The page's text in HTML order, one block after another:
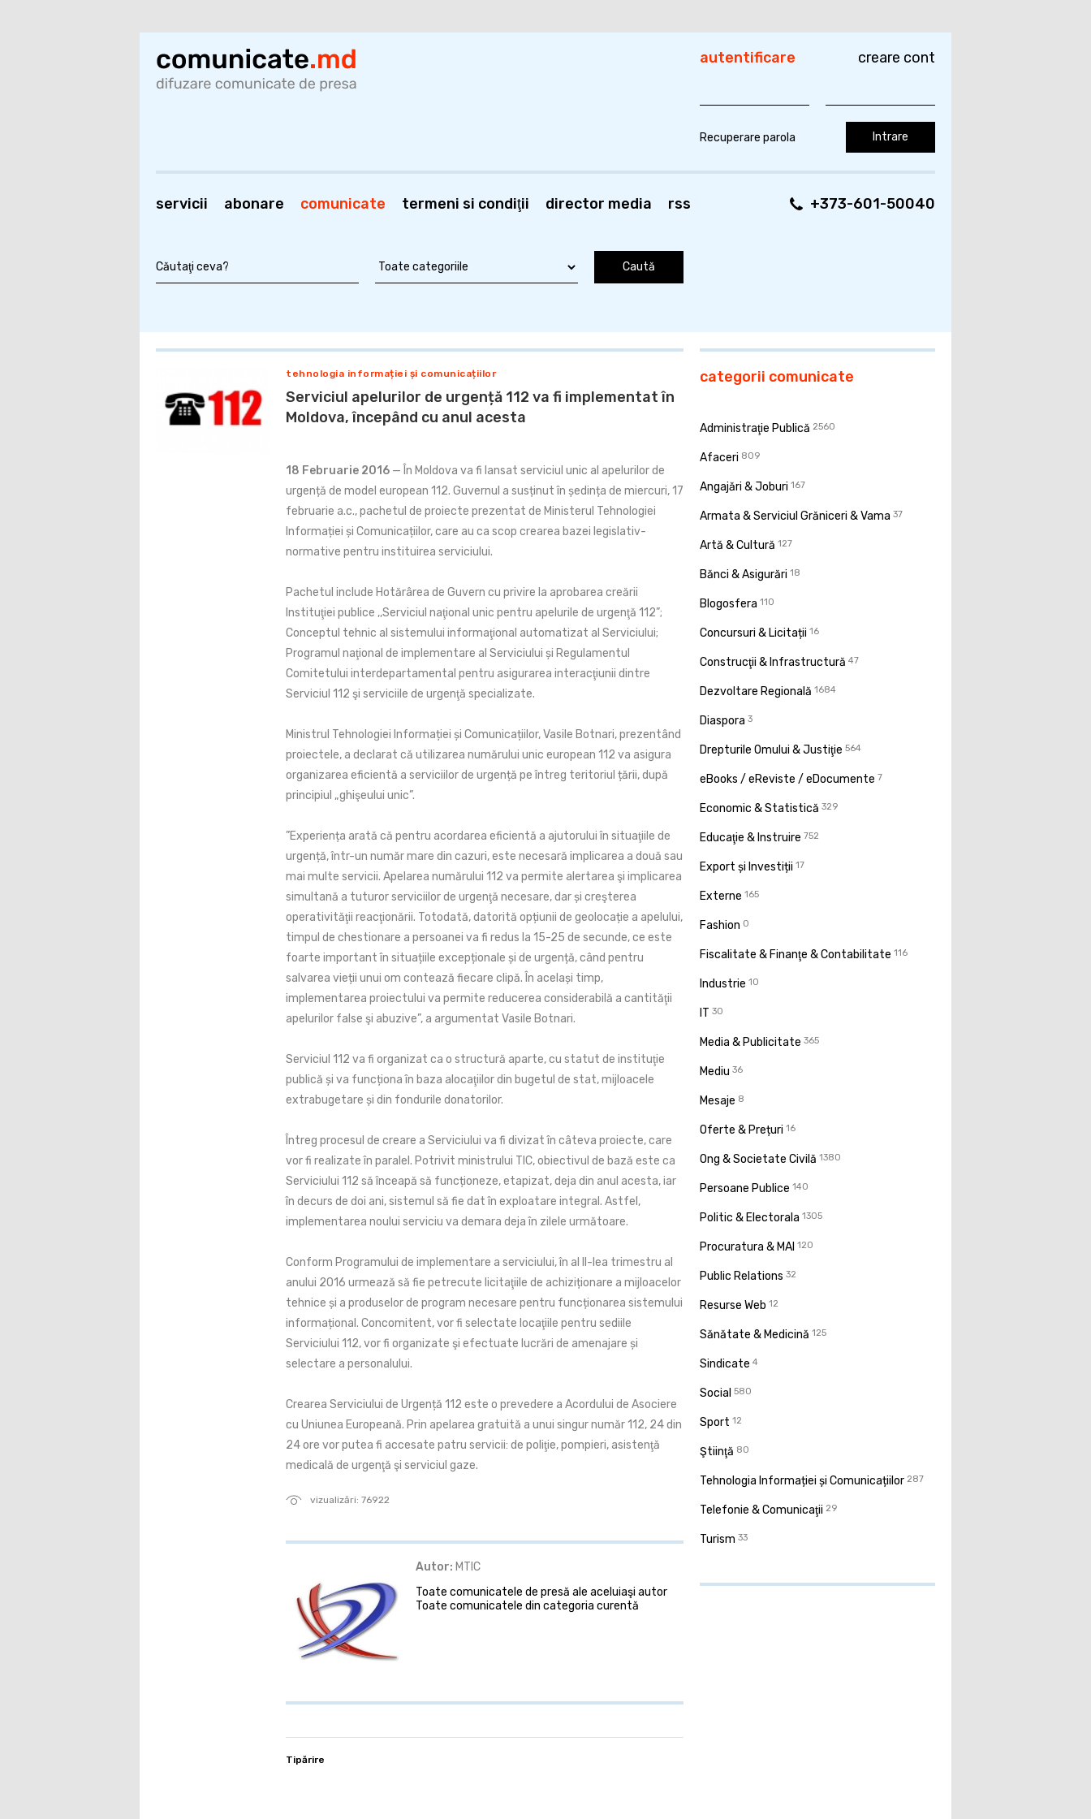
servicii abonare comunicate termeni si condiţii director media rss +373-601-50040
autentificare creare cont
Recuperare parola
vizualizări: 76922
tehnologia informației și comunicațiilor
Serviciul apelurilor de urgență 112 va fi implementat în
Moldova, începând cu anul acesta
18 Februarie 2016 — În Moldova va fi lansat serviciul unic al apelurilor de
urgență de model european 112. Guvernul a susținut în ședința de miercuri, 17
februarie a.c., pachetul de proiecte prezentat de Ministerul Tehnologiei
Informației și Comunicațiilor, care au ca scop crearea bazei legislativ-
normative pentru instituirea serviciului.
Pachetul include Hotărârea de Guvern cu privire la aprobarea creării
Instituţiei publice ,,Serviciul naţional unic pentru apelurile de urgenţă 112”;
Conceptul tehnic al sistemului informaţional automatizat al Serviciului;
Programul naţional de implementare al Serviciului și Regulamentul
Comitetului interdepartamental pentru asigurarea interacţiunii dintre
Serviciul 112 şi serviciile de urgenţă specializate.
Ministrul Tehnologiei Informației și Comunicațiilor, Vasile Botnari, prezentând
proiectele, a declarat că utilizarea numărului unic european 112 va asigura
organizarea eficientă a serviciilor de urgență pe întreg teritoriul țării, după
principiul „ghişeului unic”.
”Experiența arată că pentru acordarea eficientă a ajutorului în situaţiile de
urgență, într-un număr mare din cazuri, este necesară implicarea a două sau
mai multe servicii. Apelarea numărului 112 va permite alertarea şi implicarea
simultană a tuturor serviciilor de urgenţă necesare, dar și creşterea
operativităţii reacţionării. Totodată, datorită opțiunii de geolocație a apelului,
timpul de chestionare a persoanei va fi redus la 15-25 de secunde, ce este
foarte important în situațiile excepționale și de urgență, când pentru
salvarea vieții unui om contează fiecare clipă. În același timp,
implementarea proiectului va permite reducerea considerabilă a cantităţii
apelurilor false şi abuzive”, a argumentat Vasile Botnari.
Serviciul 112 va fi organizat ca o structură aparte, cu statut de instituţie
publică și va funcționa în baza alocaţiilor din bugetul de stat, mijloacele
extrabugetare și din fondurile donatorilor.
Întreg procesul de creare a Serviciului va fi divizat în câteva proiecte, care
vor fi realizate în paralel. Potrivit ministrului TIC, obiectivul de bază este ca
Serviciului 112 să înceapă să funcționeze, etapizat, deja din anul acesta, iar
în decurs de doi ani, sistemul să fie dat în exploatare integral. Astfel,
implementarea noului serviciu va demara deja în zilele următoare.
Conform Programului de implementare a serviciului, în al II-lea trimestru al
anului 2016 urmează să fie petrecute licitaţiile de achiziționare a mijloacelor
tehnice și a produselor de program necesare pentru funcționarea sistemului
informațional. Concomitent, vor fi selectate locaţiile pentru sediile
Serviciului 112, vor fi organizate şi efectuate lucrări de amenajare și
selectare a personalului.
Crearea Serviciului de Urgență 112 este o prevedere a Acordului de Asociere
cu Uniunea Europeană. Prin apelarea gratuită a unui singur număr 112, 24 din
24 ore vor putea fi accesate patru servicii: de poliţie, pompieri, asistenţă
medicală de urgenţă şi serviciul gaze.
Autor: MTIC
Toate comunicatele de presă ale aceluiaşi autor
Toate comunicatele din categoria curentă
Tipărire
categorii comunicate
Administraţie Publică 2560
Afaceri 809
Angajări & Joburi 167
Armata & Serviciul Grăniceri & Vama 37
Artă & Cultură 127
Bănci & Asigurări 18
Blogosfera 110
Concursuri & Licitații 16
Construcţii & Infrastructură 47
Dezvoltare Regională 1684
Diaspora 3
Drepturile Omului & Justiţie 564
eBooks / eReviste / eDocumente 7
Economic & Statistică 329
Educaţie & Instruire 752
Export și Investiții 17
Externe 165
Fashion 0
Fiscalitate & Finanţe & Contabilitate 116
Industrie 10
IT 30
Media & Publicitate 365
Mediu 36
Mesaje 8
Oferte & Prețuri 16
Ong & Societate Civilă 1380
Persoane Publice 140
Politic & Electorala 1305
Procuratura & MAI 120
Public Relations 32
Resurse Web 12
Sănătate & Medicină 125
Sindicate 4
Social 580
Sport 12
Ştiinţă 80
Tehnologia Informației și Comunicațiilor 287
Telefonie & Comunicaţii 29
Turism 33